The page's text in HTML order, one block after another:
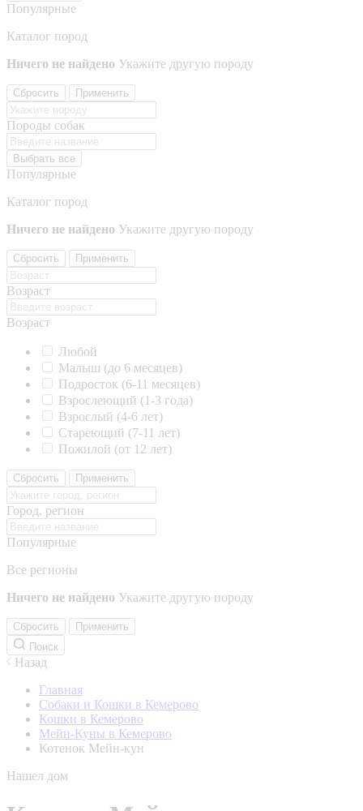
Популярные
Каталог пород
Ничего не найдено Укажите другую породу
Сбросить Применить
Породы собак
Выбрать все
Популярные
Каталог пород
Ничего не найдено Укажите другую породу
Сбросить Применить
Возраст
Возраст
Любой
Малыш (до 6 месяцев)
Подросток (6-11 месяцев)
Взрослеющий (1-3 года)
Взрослый (4-6 лет)
Стареющий (7-11 лет)
Пожилой (от 12 лет)
Сбросить Применить
Город, регион
Популярные
Все регионы
Ничего не найдено Укажите другую породу
Сбросить
Применить
Поиск
Назад
Главная
Собаки и Кошки в Кемерово
Кошки в Кемерово
Мейн-Куны в Кемерово
Котенок Мейн-кун
Нашел дом